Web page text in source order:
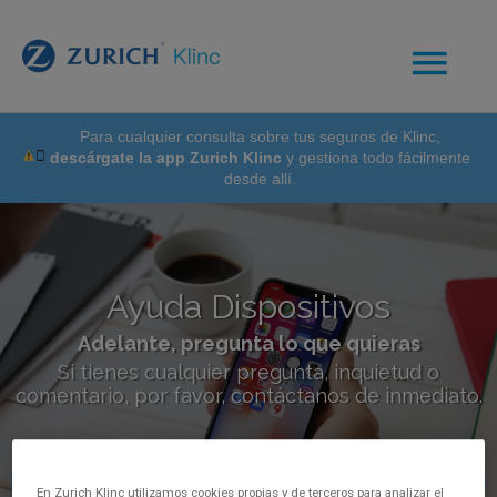
Para cualquier consulta sobre tus seguros de Klinc,
descárgate la app Zurich Klinc y gestiona todo fácilmente
desde allí.
Ayuda Dispositivos
Adelante, pregunta lo que quieras
Si tienes cualquier pregunta, inquietud o
comentario, por favor, contáctanos de inmediato.
En Zurich Klinc utilizamos cookies propias y de terceros para analizar el